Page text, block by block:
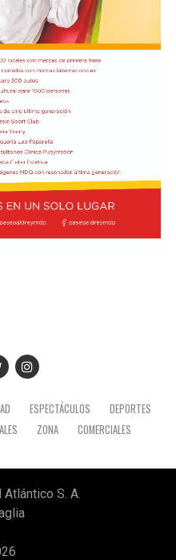
de una
para frenar la
por la Provincia.
demanda principal
con la
(APM) y avanzar con el
municipal.
desde hace más de
en un 70% por la
En mayo de este
ESPECTÁCULOS
DEPORTES
ZONA COMERCIALES
S. A.